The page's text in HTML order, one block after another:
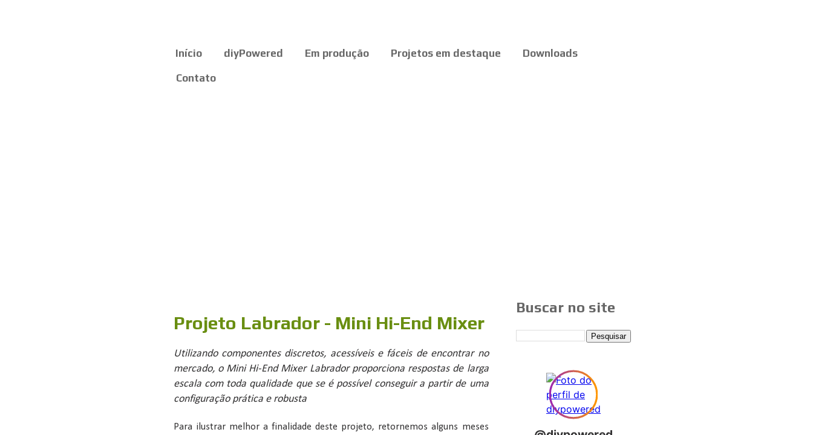
Início diyPowered Em produção Projetos em destaque Downloads
Contato
Projeto Labrador - Mini Hi-End Mixer
Utilizando componentes discretos, acessíveis e fáceis de encontrar no
mercado, o Mini Hi-End Mixer Labrador proporciona respostas de larga
escala com toda qualidade que se é possível conseguir a partir de uma
configuração prática e robusta
Para ilustrar melhor a finalidade deste projeto, retornemos alguns meses
Buscar no site